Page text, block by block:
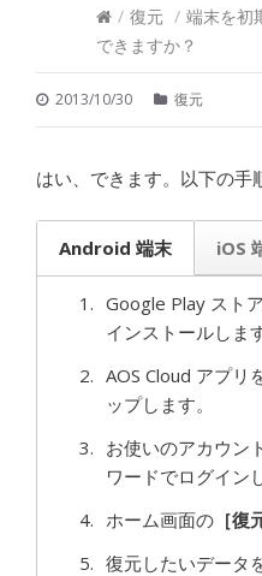
/ 復元 / 端末を初
できますか？
2013/10/30 復元
はい、できます。以下の手
Android 端末 iOS
Google Play スト
インストールします
AOS Cloud アプリ
ップします。
お使いのアカウン
ワードでログイン
ホーム画面の ［復
復元したいデータ